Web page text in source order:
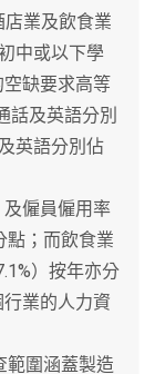
業及飲食業
中或以下學
缺要求高等
話及英語分別
英語分別佔
僱員僱用率
點；而飲食業
）按年亦分
業的人力資
圍涵蓋製造